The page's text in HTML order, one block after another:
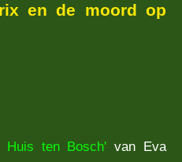
en de moord op
Huis ten Bosch' van Eva